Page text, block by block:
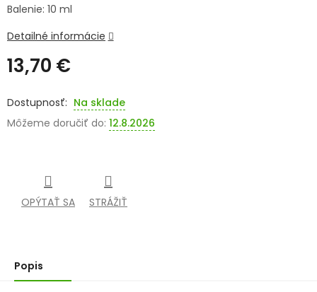
Prihlásenie
13,70 €
cena:
Na sklade
Môžeme doručiť do: 12.8.2026
Balenie: 10 ml
Detailné informácie
OPÝTAŤ SA STRÁŽIŤ
Popis